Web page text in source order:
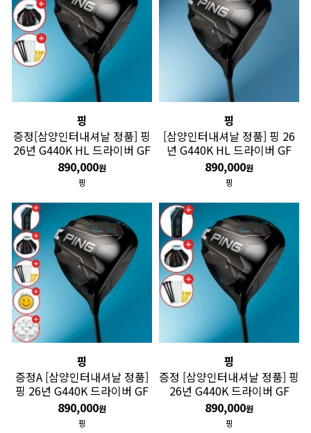
핑
증정[삼양인터내셔날 정품] 핑
26년 G440K HL 드라이버 GF
890,000원
핑
핑
[삼양인터내셔날 정품] 핑 26
년 G440K HL 드라이버 GF
890,000원
핑
핑
증정A [삼양인터내셔날 정품]
핑 26년 G440K 드라이버 GF
890,000원
핑
핑
증정 [삼양인터내셔날 정품] 핑
26년 G440K 드라이버 GF
890,000원
핑